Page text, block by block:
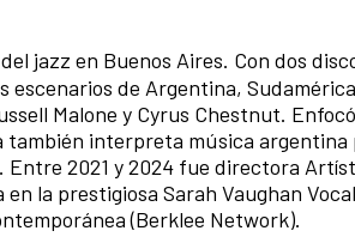
jazz en Buenos Aires. Con dos
de Argentina,
Malone y Cyrus Chestnut.
también interpreta música
2021 y 2024 fue directora
la prestigiosa Sarah Vaughan
(Berklee Network).